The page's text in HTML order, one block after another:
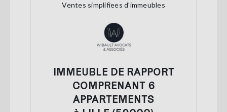
Ventes simplifiees d'immeubles
IMMEUBLE DE RAPPORT
COMPRENANT 6
APPARTEMENTS